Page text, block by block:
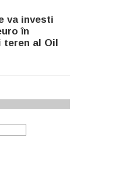
va investi
în
teren al Oil